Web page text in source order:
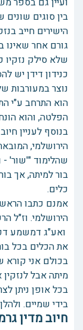
בין סוגים
הישירים חייב
גורם אחר שאינו
שלא סילק
כנידון דידן יש
נוצר במעורבות
הוא התרחב ע"י
הפלטה, והוא
בנוסף לעניין
הירושלמי,
שהלימוד "'שור' -
בור למיתה, אך
כלים.
אמנם כתבו
הירושלמי. וז"ל
ואע"ג דמשמע
את הכלים בכל
בכולם אני קורא
מיתה אבל לנזקין
בכל אופן ניתן
בידי שמיים.
חיוב מדין